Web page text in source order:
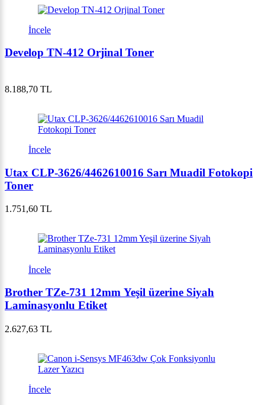
İncele
Develop TN-412 Orjinal Toner
8.188,70 TL
İncele
Utax CLP-3626/4462610016 Sarı Muadil Fotokopi
Toner
1.751,60 TL
İncele
Brother TZe-731 12mm Yeşil üzerine Siyah
Laminasyonlu Etiket
2.627,63 TL
İncele